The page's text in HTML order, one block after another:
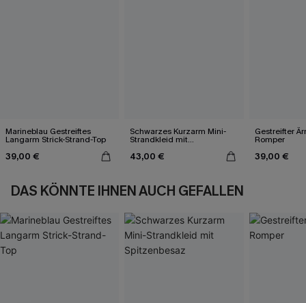
Marineblau Gestreiftes
Langarm Strick-Strand-Top
39,00 €
Schwarzes Kurzarm Mini-
Strandkleid mit
43,00 €
Gestreifter
Romper
39,00 €
DAS KÖNNTE IHNEN AUCH GEFALLEN